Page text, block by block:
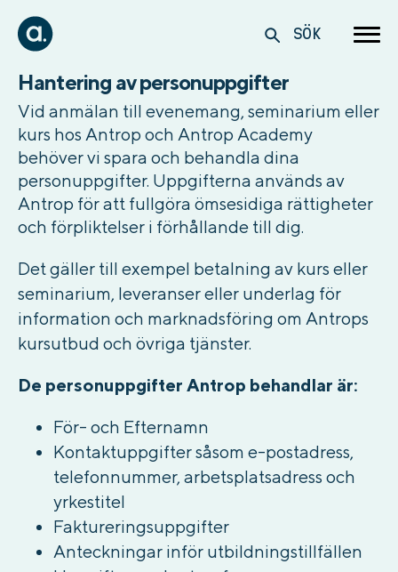
SÖK
Hantering av personuppgifter
Vid anmälan till evenemang, seminarium eller
kurs hos Antrop och Antrop Academy
behöver vi spara och behandla dina
personuppgifter. Uppgifterna används av
Antrop för att fullgöra ömsesidiga rättigheter
och förpliktelser i förhållande till dig.
Det gäller till exempel betalning av kurs eller
seminarium, leveranser eller underlag för
information och marknadsföring om Antrops
kursutbud och övriga tjänster.
De personuppgifter Antrop behandlar är:
För- och Efternamn
Kontaktuppgifter såsom e-postadress,
telefonnummer, arbetsplatsadress och
yrkestitel
Faktureringsuppgifter
Anteckningar inför utbildningstillfällen